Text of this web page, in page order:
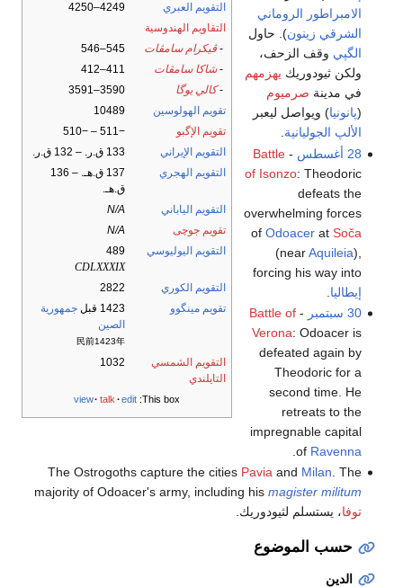
التقويم العبري
4249–4250
التقاويم الهندوسية
- ڤيكرام سامڤات
545–546
-شاكا سامڤات
411–412
-كالي يوگا
3590–3591
تقويم الهولوسين
10489
تقويم الإگبو
−511 – −510
التقويم الإيراني
133 ق.ر. – 132 ق.ر.
التقويم الهجري
137 ق.هـ. – 136
ق.هـ.
التقويم الياباني
N/A
تقويم جوچى
N/A
التقويم اليوليوسي
489
CDLXXXIX
التقويم الكوري
2822
تقويم مينگوو
1423 قبل
جمهورية
الصين
民前1423年
التقويم الشمسي
التايلندي
1032
This box:
view talk edit
الامبراطور الروماني
الشرقي زينون). حاول
الگپي وقف الزحف،
ولكن ثيودوريك يهزمهم
في مدينة صرميوم
(پانونيا) ويواصل ليعبر
الألپ الجوليانية
28 أغسطس
-
Battle
of Isonzo: Theodoric
defeats the
overwhelming forces
of Odoacerat Soča
(nearAquileia),
forcing his way into
إيطاليا
30 سبتمبر
-
Battle of
Verona: Odoacer is
defeated again by
Theodoric for a
second time. He
retreats to the
impregnable capital
of Ravenna
The Ostrogoths capture the cities Paviaand Milan. The
majority of Odoacer's army, including his magister militum
توفا، يستسلم لثيودوريك.
حسب الموضوع
الدين